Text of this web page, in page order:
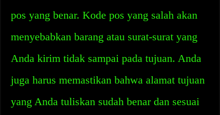
pos yang benar. Kode pos yang salah akan
menyebabkan barang atau surat-surat yang
Anda kirim tidak sampai pada tujuan. Anda
juga harus memastikan bahwa alamat tujuan
yang Anda tuliskan sudah benar dan sesuai